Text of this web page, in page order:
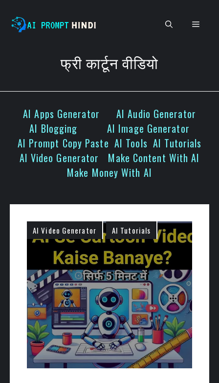
content
Menu
फ्री कार्टून वीडियो
AI Apps Generator
AI Audio Generator
AI Blogging
AI Image Generator
AI Prompt Copy Paste AI Tools AI Tutorials
AI Video Generator
Make Content With AI
Make Money With AI
AI Video Generator AI Tutorials